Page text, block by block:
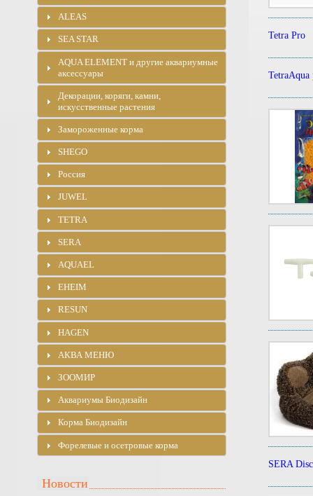
Tetra Pro
SERA
ALEAS
SEA STAR
AQUA ELEMENT и другие аквариумные
аксессуары
Декорации, коряги, камни,
искусственные растения
Замороженные корма
SHEGO
Россия
JUWEL
TETRA
SERA
AQUAEL
EHEIM
RESUN
HAGEN
АКВА МЕНЮ
ЗООМИР
Аквариумы Биодизайн
Корма Биодизайн
Форелевые и осетровые корма
Новости